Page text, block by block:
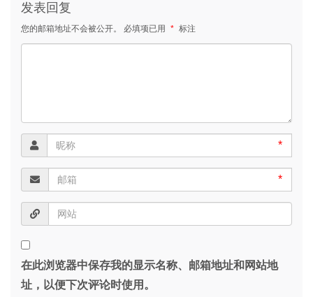
发表回复
您的邮箱地址不会被公开。 必填项已用 * 标注
*
*
在此浏览器中保存我的显示名称、邮箱地址和网站地
址，以便下次评论时使用。